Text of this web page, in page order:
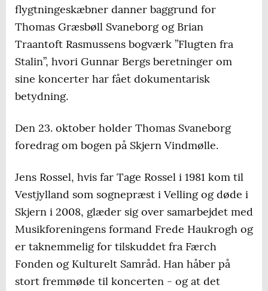
flygtningeskæbner danner baggrund for
Thomas Græsbøll Svaneborg og Brian
Traantoft Rasmussens bogværk ”Flugten fra
Stalin”, hvori Gunnar Bergs beretninger om
sine koncerter har fået dokumentarisk
betydning.
Den 23. oktober holder Thomas Svaneborg
foredrag om bogen på Skjern Vindmølle.
Jens Rossel, hvis far Tage Rossel i 1981 kom til
Vestjylland som sognepræst i Velling og døde i
Skjern i 2008, glæder sig over samarbejdet med
Musikforeningens formand Frede Haukrogh og
er taknemmelig for tilskuddet fra Færch
Fonden og Kulturelt Samråd. Han håber på
stort fremmøde til koncerten - og at det